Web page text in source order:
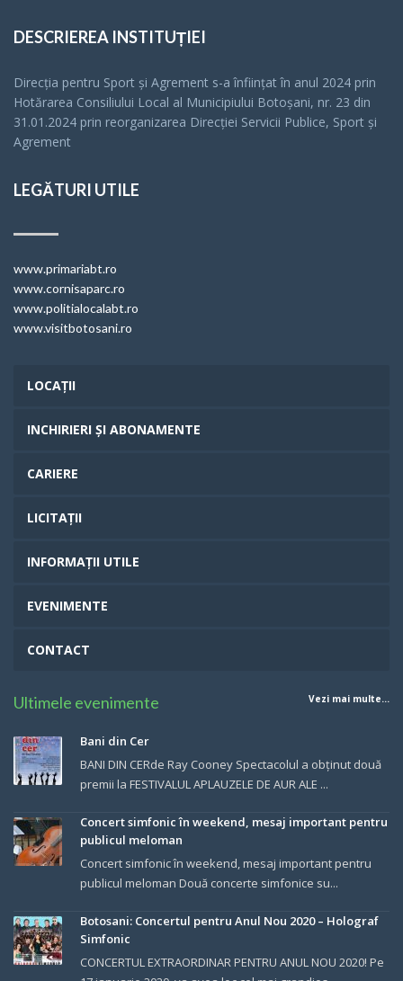
DESCRIEREA INSTITUȚIEI
Direcția pentru Sport și Agrement s-a înfiinţat în anul 2024 prin
Hotărarea Consiliului Local al Municipiului Botoșani, nr. 23 din
31.01.2024 prin reorganizarea Direcției Servicii Publice, Sport și
Agrement
LEGĂTURI UTILE
www.primariabt.ro
www.cornisaparc.ro
www.politialocalabt.ro
www.visitbotosani.ro
LOCAȚII
INCHIRIERI ȘI ABONAMENTE
CARIERE
LICITAȚII
INFORMAȚII UTILE
EVENIMENTE
CONTACT
Ultimele evenimente Vezi mai multe...
Bani din Cer
BANI DIN CERde Ray Cooney Spectacolul a obținut două
premii la FESTIVALUL APLAUZELE DE AUR ALE ...
Concert simfonic în weekend, mesaj important pentru
publicul meloman
Concert simfonic în weekend, mesaj important pentru
publicul meloman Două concerte simfonice su...
Botosani: Concertul pentru Anul Nou 2020 – Holograf
Simfonic
CONCERTUL EXTRAORDINAR PENTRU ANUL NOU 2020! Pe